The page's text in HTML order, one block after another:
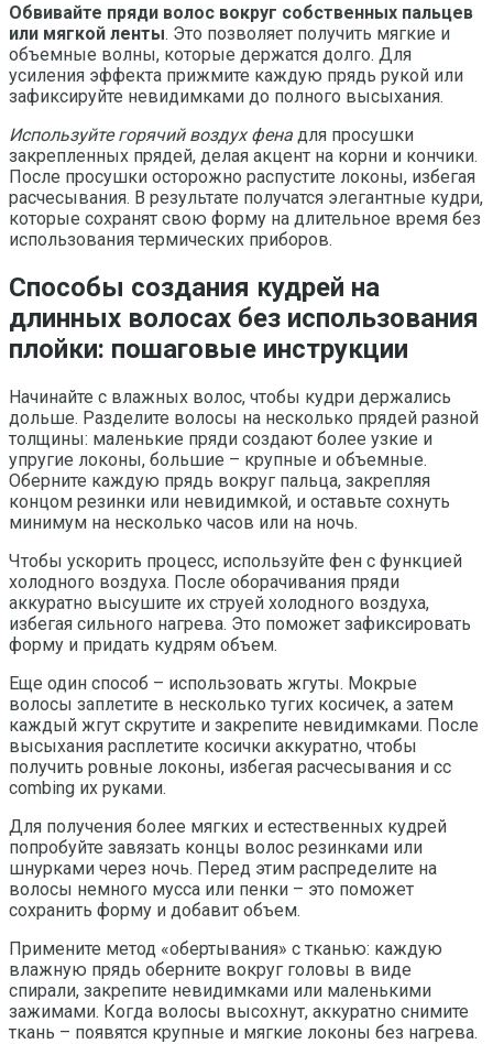
Обвивайте пряди волос вокруг собственных пальцев
или мягкой ленты. Это позволяет получить мягкие и
объемные волны, которые держатся долго. Для
усиления эффекта прижмите каждую прядь рукой или
зафиксируйте невидимками до полного высыхания.
Используйте горячий воздух фена для просушки
закрепленных прядей, делая акцент на корни и кончики.
После просушки осторожно распустите локоны, избегая
расчесывания. В результате получатся элегантные кудри,
которые сохранят свою форму на длительное время без
использования термических приборов.
Способы создания кудрей на
длинных волосах без использования
плойки: пошаговые инструкции
Начинайте с влажных волос, чтобы кудри держались
дольше. Разделите волосы на несколько прядей разной
толщины: маленькие пряди создают более узкие и
упругие локоны, большие – крупные и объемные.
Оберните каждую прядь вокруг пальца, закрепляя
концом резинки или невидимкой, и оставьте сохнуть
минимум на несколько часов или на ночь.
Чтобы ускорить процесс, используйте фен с функцией
холодного воздуха. После оборачивания пряди
аккуратно высушите их струей холодного воздуха,
избегая сильного нагрева. Это поможет зафиксировать
форму и придать кудрям объем.
Еще один способ – использовать жгуты. Мокрые
волосы заплетите в несколько тугих косичек, а затем
каждый жгут скрутите и закрепите невидимками. После
высыхания расплетите косички аккуратно, чтобы
получить ровные локоны, избегая расчесывания и сс
combing их руками.
Для получения более мягких и естественных кудрей
попробуйте завязать концы волос резинками или
шнурками через ночь. Перед этим распределите на
волосы немного мусса или пенки – это поможет
сохранить форму и добавит объем.
Примените метод «обертывания» с тканью: каждую
влажную прядь оберните вокруг головы в виде
спирали, закрепите невидимками или маленькими
зажимами. Когда волосы высохнут, аккуратно снимите
ткань – появятся крупные и мягкие локоны без нагрева.